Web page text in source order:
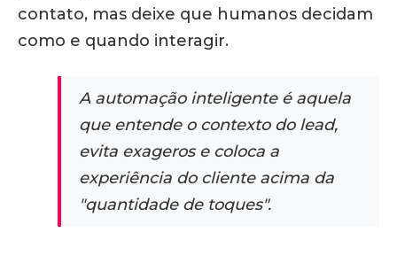
contato, mas deixe que humanos decidam
como e quando interagir.
A automação inteligente é aquela
que entende o contexto do lead,
evita exageros e coloca a
experiência do cliente acima da
"quantidade de toques".